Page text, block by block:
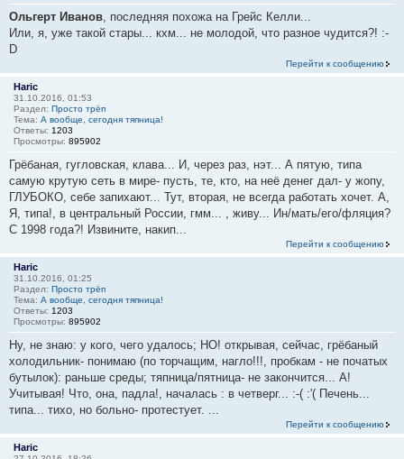
Ольгерт Иванов, последняя похожа на Грейс Келли...
Или, я, уже такой стары... кхм... не молодой, что разное чудится?! :-
D
Перейти к сообщению
Haric
31.10.2016, 01:53
Раздел: Просто трёп
Тема: А вообще, сегодня тяпница!
Ответы: 1203
Просмотры: 895902
Грёбаная, гугловская, клава... И, через раз, нэт... А пятую, типа
самую крутую сеть в мире- пусть, те, кто, на неё денег дал- у жопу,
ГЛУБОКО, себе запихают... Тут, вторая, не всегда работать хочет. А,
Я, типа!, в центральный России, гмм... , живу... Ин/мать/его/фляция?
С 1998 года?! Извините, накип...
Перейти к сообщению
Haric
31.10.2016, 01:25
Раздел: Просто трёп
Тема: А вообще, сегодня тяпница!
Ответы: 1203
Просмотры: 895902
Ну, не знаю: у кого, чего удалось; НО! открывая, сейчас, грёбаный
холодильник- понимаю (по торчащим, нагло!!!, пробкам - не початых
бутылок): раньше среды; тяпница/пятница- не закончится... А!
Учитывая! Что, она, падла!, началась : в четверг... :-( :'( Печень...
типа... тихо, но больно- протестует. ...
Перейти к сообщению
Haric